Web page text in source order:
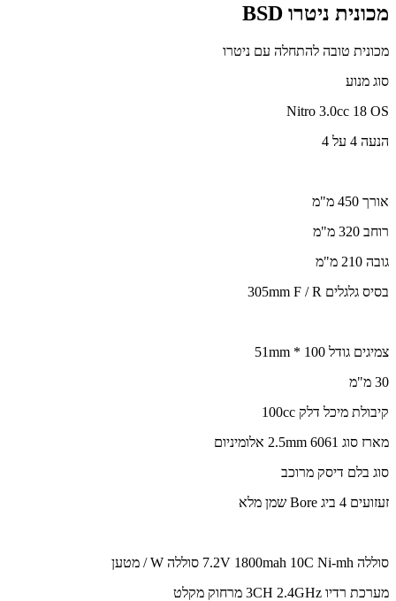
מכונית ניטרו BSD
מכונית טובה להתחלה עם ניטרו
סוג מנוע
Nitro 3.0cc 18 OS
הנעה 4 על 4
אורך 450 מ"מ
רוחב 320 מ"מ
גובה 210 מ"מ
בסיס גלגלים 305mm F / R
צמיגים גודל 100 * 51mm
30 מ"מ
קיבולת מיכל דלק 100cc
מארז סוג 2.5mm 6061 אלומיניום
סוג בלם דיסק מרוכב
זעזועים 4 ביג Bore שמן מלא
סוללה 7.2V 1800mah 10C Ni-mh סוללה W / מטען
מערכת רדיו 3CH 2.4GHz מרחוק מקלט